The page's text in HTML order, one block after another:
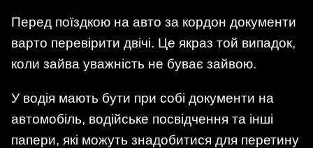
Перед поїздкою на авто за кордон документи
варто перевірити двічі. Це якраз той випадок,
коли зайва уважність не буває зайвою.
У водія мають бути при собі документи на
автомобіль, водійське посвідчення та інші
папери, які можуть знадобитися для перетину